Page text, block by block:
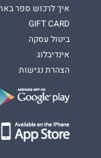
איך לרכוש ספר
GIFT CARD
ביטול עסקה
אינדיבלוג
הצהרת נגישות